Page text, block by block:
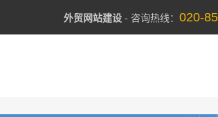
外贸网站建设 - 咨询热线： 020-